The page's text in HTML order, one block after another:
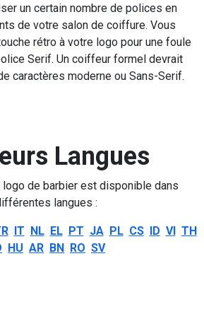
un certain nombre de polices en
de votre salon de coiffure. Vous
rétro à votre logo pour une foule
Serif. Un coiffeur formel devrait
caractères moderne ou Sans-Serif.
Langues
logo de barbier est disponible dans
langues :
IT NL EL PT JA PL CS ID VI TH
HU AR BN RO SV